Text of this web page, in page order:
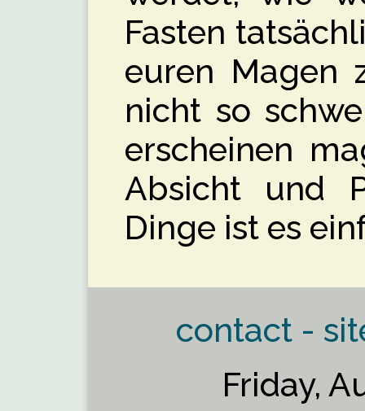
Fasten
euren Magen
nicht so
erscheinen
Absicht und
Dinge ist es
contact -
Friday,